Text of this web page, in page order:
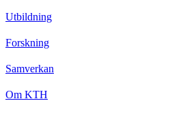
Utbildning
Forskning
Samverkan
Om KTH